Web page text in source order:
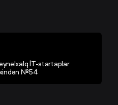
İT-startaplar
№54